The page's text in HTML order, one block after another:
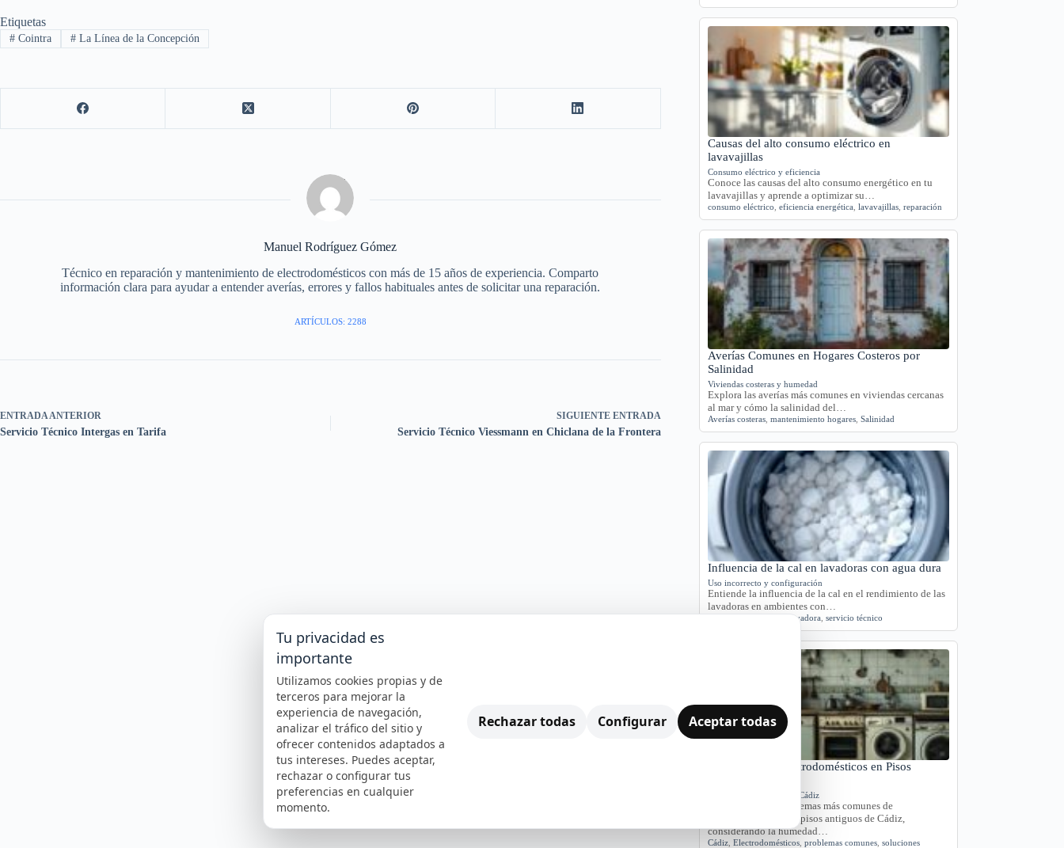
Etiquetas
#Cointra #La Línea de la Concepción
Manuel Rodríguez Gómez
Técnico en reparación y mantenimiento de electrodomésticos con más de 15 años de experiencia. Comparto
información clara para ayudar a entender averías, errores y fallos habituales antes de solicitar una reparación.
ARTÍCULOS: 2288
ENTRADA ANTERIOR
Servicio Técnico Intergas en Tarifa
SIGUIENTE ENTRADA
Servicio Técnico Viessmann en Chiclana de la Frontera
Causas del alto consumo eléctrico en
lavavajillas
Consumo eléctrico y eficiencia
Conoce las causas del alto consumo energético en tu
lavavajillas y aprende a optimizar su…
consumo eléctrico ,eficiencia energética ,lavavajillas ,reparación
Averías Comunes en Hogares Costeros por
Salinidad
Viviendas costeras y humedad
Explora las averías más comunes en viviendas cercanas
al mar y cómo la salinidad del…
Averías costeras ,mantenimiento hogares ,Salinidad
Influencia de la cal en lavadoras con agua dura
Uso incorrecto y configuración
Entiende la influencia de la cal en el rendimiento de las
lavadoras en ambientes con…
agua dura,Cádiz,cal,lavadora ,servicio técnico
Problemas de Electrodomésticos en Pisos
Averías y orientación en Cádiz
Exploramos los problemas más comunes de
electrodomésticos en pisos antiguos de Cádiz,
considerando la humedad…
Cádiz ,Electrodomésticos ,problemas comunes ,soluciones
Tu privacidad es
importante
Utilizamos cookies propias y de
terceros para mejorar la
experiencia de navegación,
analizar el tráfico del sitio y
ofrecer contenidos adaptados a
tus intereses. Puedes aceptar,
rechazar o configurar tus
preferencias en cualquier
momento.
Rechazar todas Configurar Aceptar todas